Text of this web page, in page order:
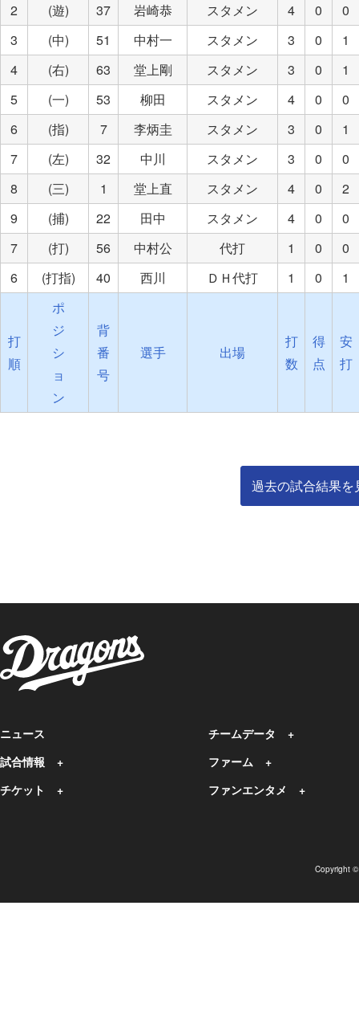
2
(遊) 37 岩崎恭 スタメン 4 0
0
3
(中) 51 中村一 スタメン 3 0
1
4
(右) 63 堂上剛 スタメン 3 0
1
5
(一) 53 柳田 スタメン 4 0
0
6
(指) 7 李炳圭 スタメン 3 0
1
7
(左) 32 中川 スタメン 3 0
0
8
(三) 1 堂上直 スタメン 4 0
2
9
(捕) 22 田中 スタメン 4 0
0
7
(打) 56 中村公 代打 1 0
0
6
(打指) 40 西川 ＤＨ代打 1 0 1
打
順
ポ
ジ
シ
ョ
ン
背
番
号
選手 出場
打
数
得
点
安
打
過去の試合結果
ニュース
試合情報
チケット
チームデータ
ファーム
ファンエンタメ
Copyright